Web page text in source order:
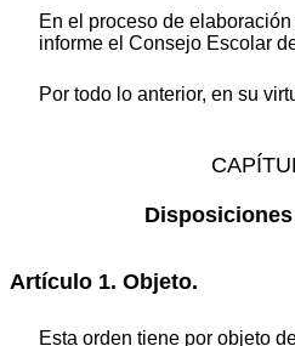
En el proceso de
informe el Consejo Escolar
Por todo lo anterior, en su
Artículo 1. Objeto.
Esta orden tiene por objeto